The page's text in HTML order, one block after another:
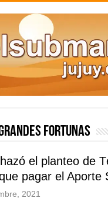
fortunas
el planteo de
pagar el Aporte
2021